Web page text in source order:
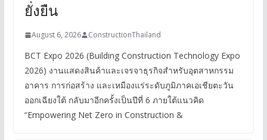
ยั่งยืน
August 6, 2026 ConstructionThailand
BCT Expo 2026 (Building Construction Technology Expo
2026) งานแสดงสินค้าและเจรจาธุรกิจสำหรับอุตสาหกรรม
อาคาร การก่อสร้าง และเหมืองแร่ระดับภูมิภาคเอเชียตะวัน
ออกเฉียงใต้ กลับมาอีกครั้งเป็นปีที่ 6 ภายใต้แนวคิด
“Empowering Net Zero in Construction &